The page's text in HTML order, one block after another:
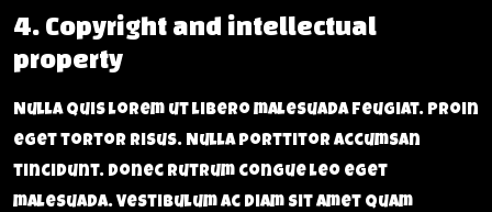
4. Copyright and intellectual
property
Nulla quis lorem ut libero malesuada feugiat. Proin
eget tortor risus. Nulla porttitor accumsan
tincidunt. Donec rutrum congue leo eget
malesuada. Vestibulum ac diam sit amet quam